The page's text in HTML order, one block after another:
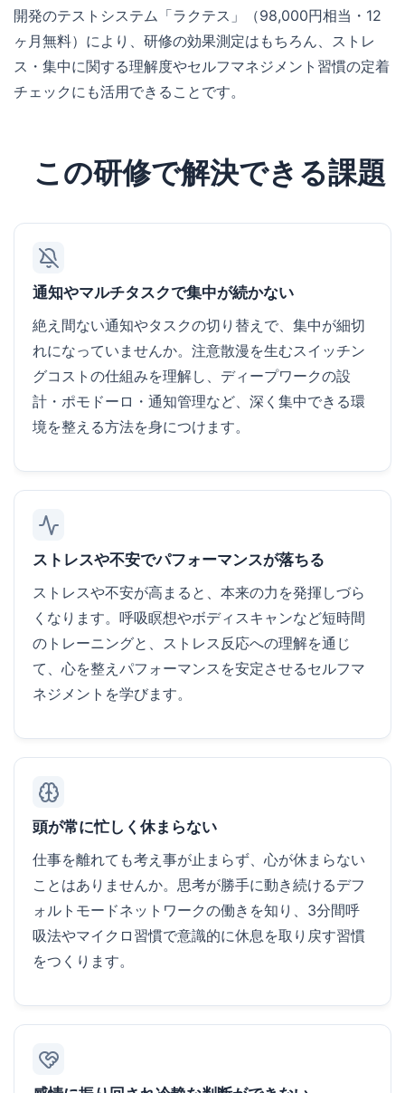
開発のテストシステム「ラクテス」（98,000円相当・12
ヶ月無料）により、研修の効果測定はもちろん、ストレ
ス・集中に関する理解度やセルフマネジメント習慣の定着
チェックにも活用できることです。
この研修で解決できる課題
通知やマルチタスクで集中が続かない
絶え間ない通知やタスクの切り替えで、集中が細切
れになっていませんか。注意散漫を生むスイッチン
グコストの仕組みを理解し、ディープワークの設
計・ポモドーロ・通知管理など、深く集中できる環
境を整える方法を身につけます。
ストレスや不安でパフォーマンスが落ちる
ストレスや不安が高まると、本来の力を発揮しづら
くなります。呼吸瞑想やボディスキャンなど短時間
のトレーニングと、ストレス反応への理解を通じ
て、心を整えパフォーマンスを安定させるセルフマ
ネジメントを学びます。
頭が常に忙しく休まらない
仕事を離れても考え事が止まらず、心が休まらない
ことはありませんか。思考が勝手に動き続けるデフ
ォルトモードネットワークの働きを知り、3分間呼
吸法やマイクロ習慣で意識的に休息を取り戻す習慣
をつくります。